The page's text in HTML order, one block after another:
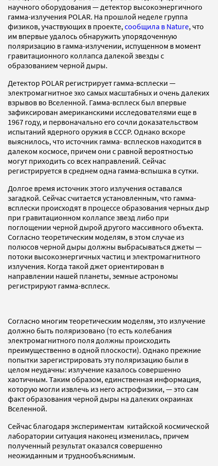
научного оборудования — детектор высокоэнергичного
гамма-излучения POLAR. На прошлой неделе группа
физиков, участвующих в проекте, сообщила в Nature, что
им впервые удалось обнаружить упорядоченную
поляризацию в гамма-излучении, испущенном в момент
гравитационного коллапса далекой звезды с
образованием черной дыры.
Детектор POLAR регистрирует гамма-всплески —
электромагнитное эхо самых масштабных и очень далеких
взрывов во Вселенной. Гамма-всплеск был впервые
зафиксирован американскими исследователями еще в
1967 году, и первоначально его сочли доказательством
испытаний ядерного оружия в СССР. Однако вскоре
выяснилось, что источник гамма- всплесков находится в
далеком космосе, причем они с равной вероятностью
могут приходить со всех направлений. Сейчас
регистрируется в среднем одна гамма-вспышка в сутки.
Долгое время источник этого излучения оставался
загадкой. Сейчас считается установленным, что гамма-
всплески происходят в процессе образования черных дыр
при гравитационном коллапсе звезд либо при
поглощении черной дырой другого массивного объекта.
Согласно теоретическим моделям, в этом случае из
полюсов черной дыры должны выбрасываться джеты —
потоки высокоэнергичных частиц и электромагнитного
излучения. Когда такой джет ориентирован в
направлении нашей планеты, земные астрономы
регистрируют гамма-всплеск.
Согласно многим теоретическим моделям, это излучение
должно быть поляризовано (то есть колебания
электромагнитного поля должны происходить
преимущественно в одной плоскости). Однако прежние
попытки зарегистрировать эту поляризацию были в
целом неудачны: излучение казалось совершенно
хаотичным. Таким образом, единственная информация,
которую могли извлечь из него астрофизики, — это сам
факт образования черной дыры на далеких окраинах
Вселенной.
Сейчас благодаря экспериментам китайской космической
лаборатории ситуация наконец изменилась, причем
полученный результат оказался совершенно
неожиданным и труднообъяснимым.